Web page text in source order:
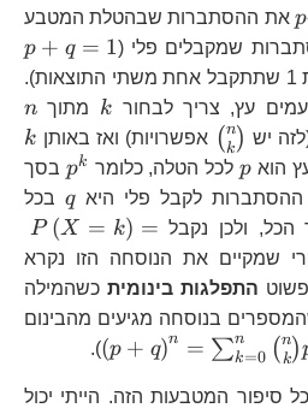
p p את ההסתברות שבהטלת המטבע
q
שמקבלים פלי ( p + q = 1
כי בכל הטלה יש הסתברות 1 שתתקבל אחת משתי התוצאות).
k
עץ, צריך לבחור k מתוך n
יש ( k
n) אפשרויות) ואז באותן k
הוא pלכל הטלה, כלומר pk
בסך
ההסתברות לקבל פלי היאqבכל
q^{n-
k}
הכל, ולכן נקבל P (X = k) =
שמקיים את הנוסחה הזו נקרא
התפלגות בינומית כשהמילה
בנוסחה מגיעים מהבינום
(p + q)n = ∑k=0
n ( k
n)
).
סיפור המטבעות הזה. הייתי יכול